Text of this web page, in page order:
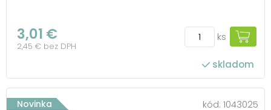
3,01 €
2,45 € bez DPH
ks
skladom
Novinka kód: 1043025